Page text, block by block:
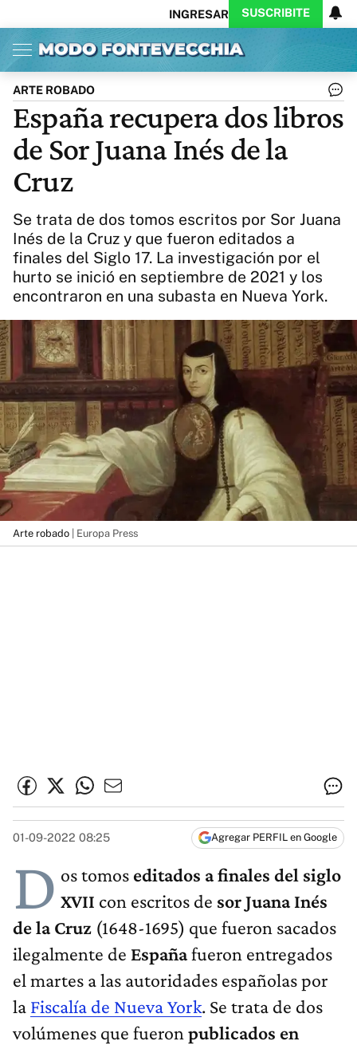
INGRESAR SUSCRIBITE
Inicio Ahora
Opinión
Política
Ciencia
Cultura
Arte
Educación
Internacional
Deportes
CARAS
Exitoina
Turismo
Videos
Business
Exitoina
Gaming
Vivo
Diario del Juicio
Actualidad
ARTE ROBADO
España recupera dos libros
de Sor Juana Inés de la
Cruz
Se trata de dos tomos escritos por Sor Juana
Inés de la Cruz y que fueron editados a
finales del Siglo 17. La investigación por el
hurto se inició en septiembre de 2021 y los
encontraron en una subasta en Nueva York.
Arte robado | Europa Press
01-09-2022 08:25 Agregar PERFIL en Google
D os tomos editados a finales del siglo
XVII con escritos de sor Juana Inés
de la Cruz (1648-1695) que fueron sacados
ilegalmente de Españafueron entregados
el martes a las autoridades españolas por
la Fiscalía de Nueva York. Se trata de dos
volúmenes que fueron publicados en